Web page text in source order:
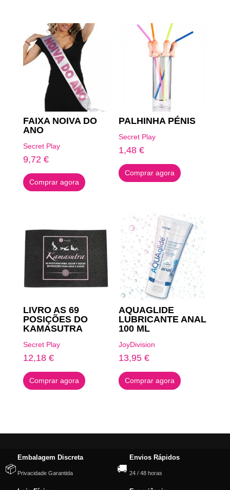
FAIXA NOIVA DO
ANO
Secret Play
9,72 €
Comprar agora
PALHINHA PÉNIS
Secret Play
1,48€
Comprar agora
LIVRO AS 69
POSIÇÕES DO
KAMASUTRA
Secret Play
12,18 €
Comprar agora
AQUAGLIDE
LUBRICANTE ANAL
100 ML
JoyDivision
13,95€
Comprar agora
📦
Embalagem Discreta
Privacidade Garantida 🚚
Envios Rápidos
24 / 48 horas